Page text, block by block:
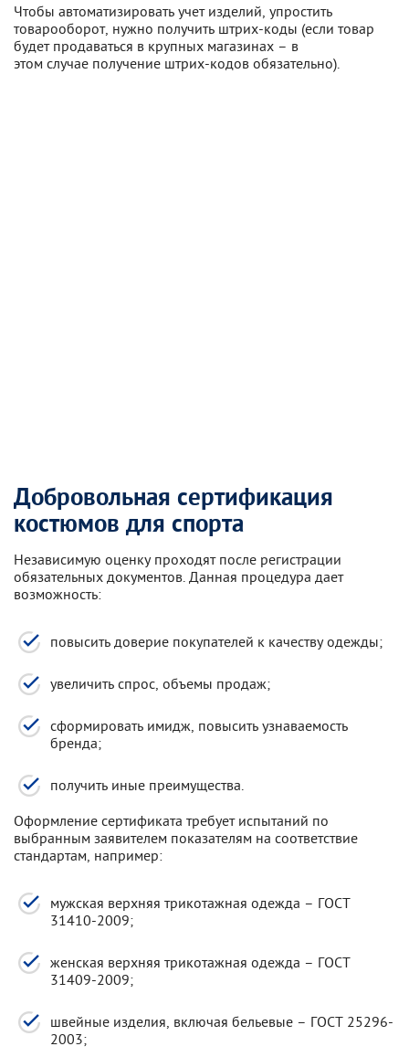
Чтобы автоматизировать учет изделий, упростить
товарооборот, нужно получить штрих-коды (если товар
будет продаваться в крупных магазинах – в
этом случае получение штрих-кодов обязательно).
Добровольная сертификация
костюмов для спорта
Независимую оценку проходят после регистрации
обязательных документов. Данная процедура дает
возможность:
повысить доверие покупателей к качеству одежды;
увеличить спрос, объемы продаж;
сформировать имидж, повысить узнаваемость
бренда;
получить иные преимущества.
Оформление сертификата требует испытаний по
выбранным заявителем показателям на соответствие
стандартам, например:
мужская верхняя трикотажная одежда – ГОСТ
31410-2009;
женская верхняя трикотажная одежда – ГОСТ
31409-2009;
швейные изделия, включая бельевые – ГОСТ 25296-
2003;